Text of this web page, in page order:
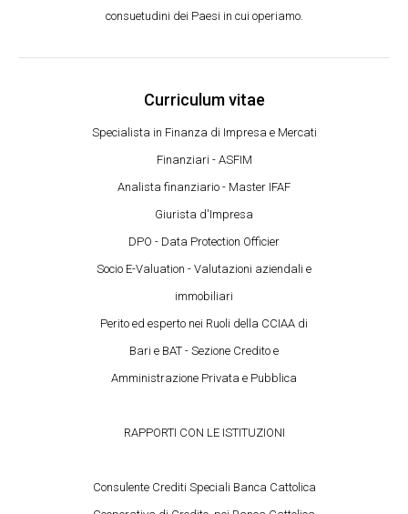
consuetudini dei Paesi in cui operiamo.
Curriculum vitae
Specialista in Finanza di Impresa e Mercati
Finanziari - ASFIM
Analista finanziario - Master IFAF
Giurista d'Impresa
DPO - Data Protection Officier
Socio E-Valuation - Valutazioni aziendali e
immobiliari
Perito ed esperto nei Ruoli della CCIAA di
Bari e BAT - Sezione Credito e
Amministrazione Privata e Pubblica
RAPPORTI CON LE ISTITUZIONI
Consulente Crediti Speciali Banca Cattolica